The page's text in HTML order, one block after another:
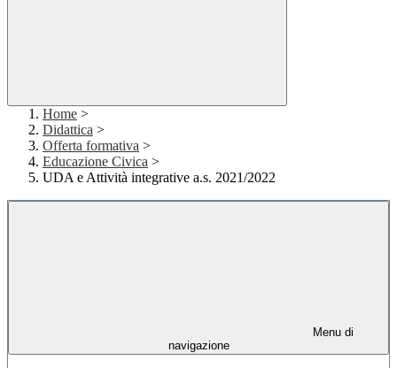
Home >
Didattica >
Offerta formativa >
Educazione Civica >
UDA e Attività integrative a.s. 2021/2022
Menu di
navigazione